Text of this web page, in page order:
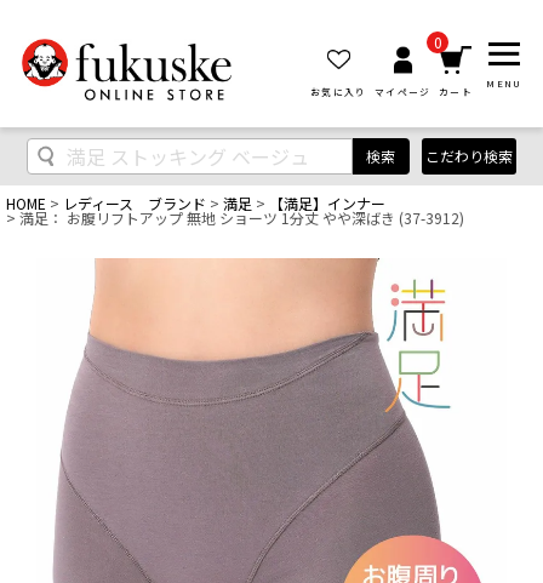
お気に入り マイページ
0
カート
MENU
検索 こだわり検索
HOME レディース ブランド 満足 【満足】インナー
満足： お腹リフトアップ 無地 ショーツ 1分丈 やや深ばき (37-3912)